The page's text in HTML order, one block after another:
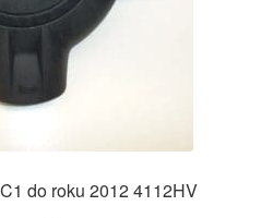
do roku 2012 4112HV